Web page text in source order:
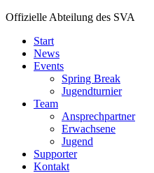
Offizielle Abteilung des SVA
Start
News
Events
Spring Break
Jugendturnier
Team
Ansprechpartner
Erwachsene
Jugend
Supporter
Kontakt